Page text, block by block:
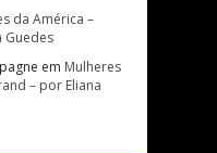
da América –
Guedes
em Mulheres
– por Eliana